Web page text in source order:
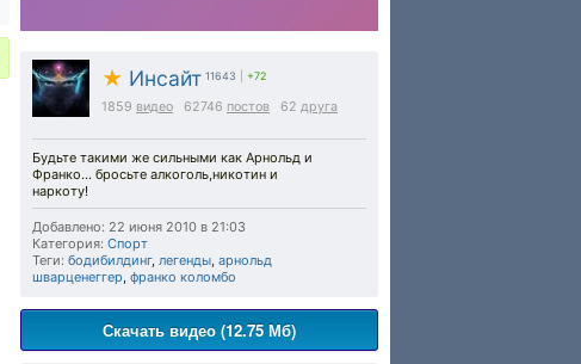
★ Инсайт 11643 +72
1859 видео 62746 постов 62 друга
Будьте такими же сильными как Арнольд и
Франко... бросьте алкоголь,никотин и
наркоту!
Добавлено: 22 июня 2010 в 21:03
Категория: Спорт
Теги: бодибилдинг, легенды, арнольд
шварценеггер, франко коломбо
Скачать видео (12.75 Мб)